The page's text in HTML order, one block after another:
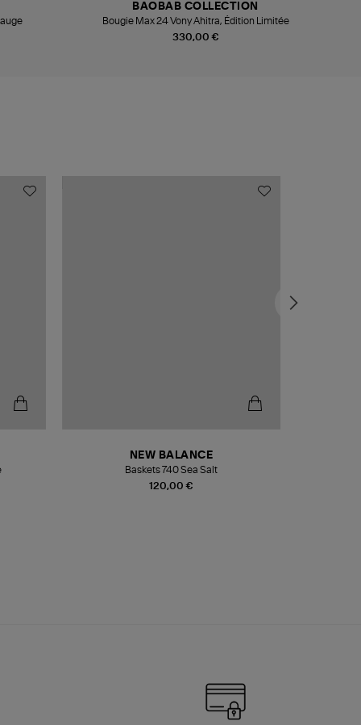
330,00 €
BAOBAB COLLECTION
Bougie Max 24 Vony Ahitra, Édition Limitée
120,00 €
NEW BALANCE
Baskets 740 Sea Salt